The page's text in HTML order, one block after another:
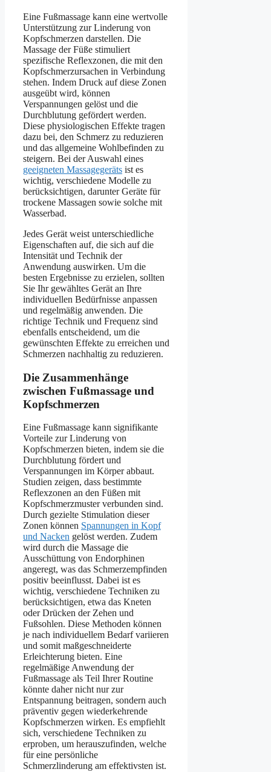
Eine Fußmassage kann eine wertvolle
Unterstützung zur Linderung von
Kopfschmerzen darstellen. Die
Massage der Füße stimuliert
spezifische Reflexzonen, die mit den
Kopfschmerzursachen in Verbindung
stehen. Indem Druck auf diese Zonen
ausgeübt wird, können
Verspannungen gelöst und die
Durchblutung gefördert werden.
Diese physiologischen Effekte tragen
dazu bei, den Schmerz zu reduzieren
und das allgemeine Wohlbefinden zu
steigern. Bei der Auswahl eines
geeigneten Massagegeräts ist es
wichtig, verschiedene Modelle zu
berücksichtigen, darunter Geräte für
trockene Massagen sowie solche mit
Wasserbad.
Jedes Gerät weist unterschiedliche
Eigenschaften auf, die sich auf die
Intensität und Technik der
Anwendung auswirken. Um die
besten Ergebnisse zu erzielen, sollten
Sie Ihr gewähltes Gerät an Ihre
individuellen Bedürfnisse anpassen
und regelmäßig anwenden. Die
richtige Technik und Frequenz sind
ebenfalls entscheidend, um die
gewünschten Effekte zu erreichen und
Schmerzen nachhaltig zu reduzieren.
Die Zusammenhänge
zwischen Fußmassage und
Kopfschmerzen
Eine Fußmassage kann signifikante
Vorteile zur Linderung von
Kopfschmerzen bieten, indem sie die
Durchblutung fördert und
Verspannungen im Körper abbaut.
Studien zeigen, dass bestimmte
Reflexzonen an den Füßen mit
Kopfschmerzmuster verbunden sind.
Durch gezielte Stimulation dieser
Zonen können Spannungen in Kopf
und Nacken gelöst werden. Zudem
wird durch die Massage die
Ausschüttung von Endorphinen
angeregt, was das Schmerzempfinden
positiv beeinflusst. Dabei ist es
wichtig, verschiedene Techniken zu
berücksichtigen, etwa das Kneten
oder Drücken der Zehen und
Fußsohlen. Diese Methoden können
je nach individuellem Bedarf variieren
und somit maßgeschneiderte
Erleichterung bieten. Eine
regelmäßige Anwendung der
Fußmassage als Teil Ihrer Routine
könnte daher nicht nur zur
Entspannung beitragen, sondern auch
präventiv gegen wiederkehrende
Kopfschmerzen wirken. Es empfiehlt
sich, verschiedene Techniken zu
erproben, um herauszufinden, welche
für eine persönliche
Schmerzlinderung am effektivsten ist.